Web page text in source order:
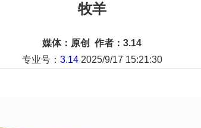
牧羊
媒体：原创 作者：3.14
专业号： 3.14 2025/9/17 15:21:30